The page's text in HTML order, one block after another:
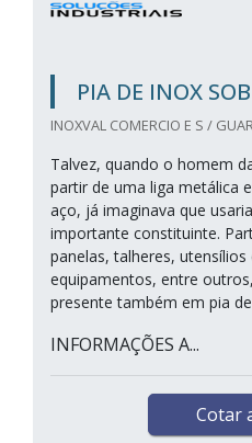
PIA DE INOX
INOXVAL COMERCIO E S /
Talvez, quando o homem
partir de uma liga metálica
aço, já imaginava que
importante constituinte.
panelas, talheres,
equipamentos, entre
presente também em pia
INFORMAÇÕES A...
Cotar